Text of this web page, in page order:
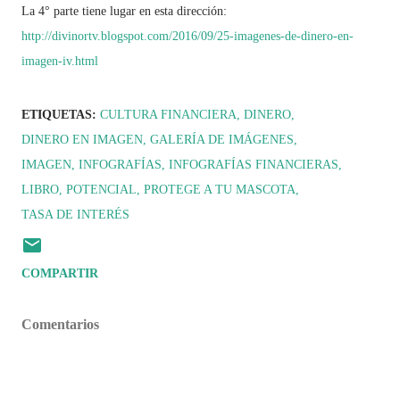
La 4° parte tiene lugar en esta dirección:
http://divinortv.blogspot.com/2016/09/25-imagenes-de-dinero-en-
imagen-iv.html
ETIQUETAS: CULTURA FINANCIERA DINERO
DINERO EN IMAGEN GALERÍA DE IMÁGENES
IMAGEN INFOGRAFÍAS INFOGRAFÍAS FINANCIERAS
LIBRO POTENCIAL PROTEGE A TU MASCOTA
TASA DE INTERÉS
COMPARTIR
Comentarios